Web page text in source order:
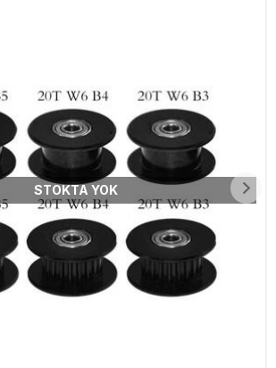
STOKTA YOK